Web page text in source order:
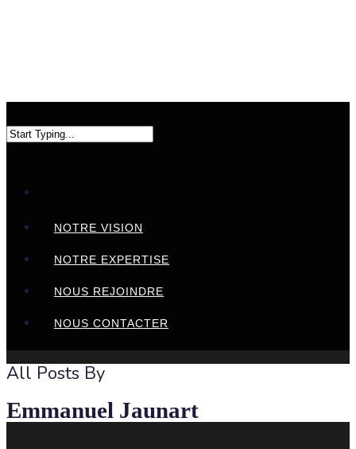
NOTRE VISION
NOTRE EXPERTISE
NOUS REJOINDRE
NOUS CONTACTER
All Posts By
Emmanuel Jaunart